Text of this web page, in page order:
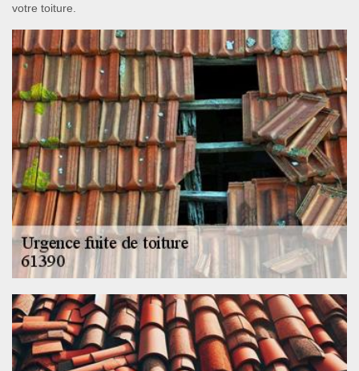
votre toiture.